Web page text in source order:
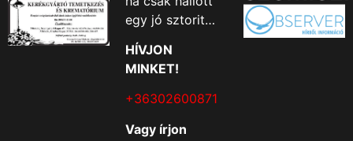
egy jó sztorit…
HÍVJON
MINKET!
+36302600871
Vagy írjon